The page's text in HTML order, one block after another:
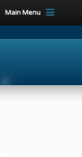
Main Menu